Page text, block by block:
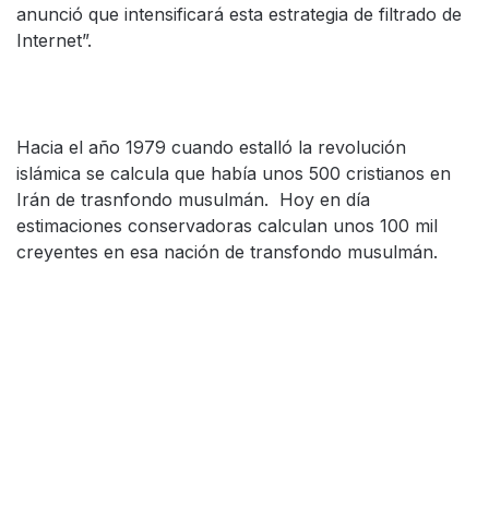
anunció que intensificará esta estrategia de filtrado de
Internet”.
Hacia el año 1979 cuando estalló la revolución
islámica se calcula que había unos 500 cristianos en
Irán de trasnfondo musulmán. Hoy en día
estimaciones conservadoras calculan unos 100 mil
creyentes en esa nación de transfondo musulmán.